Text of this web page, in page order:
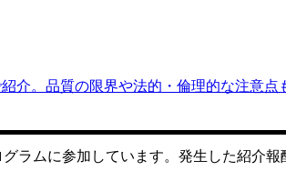
。品質の限界や法的・倫理的な注意点
ムに参加しています。発生した紹介